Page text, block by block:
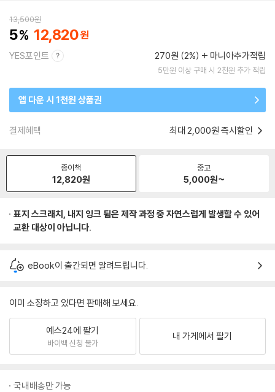
13,500원
5 12,820
YES포인트 270원 (2%) 마니아추가적립
5만원 이상 구매 시 2천원 추가 적립
앱 다운 시 1천원 상품권
결제혜택 최대 2,000원 즉시할인
종이책
12,820원
중고
5,000원~
표지 스크래치, 내지 잉크 튐은 제작 과정 중 자연스럽게 발생할 수 있어
교환 대상이 아닙니다.
eBook이 출간되면 알려드립니다.
이미 소장하고 있다면 판매해 보세요.
예스24에 팔기
바이백 신청 불가
내 가게에서 팔기
국내배송만 가능